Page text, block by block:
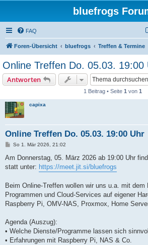
bluefrogs
FAQ
Foren-Übersicht bluefrogs Treffen & Termine
Online Treffen Do. 05.03. 19:00
Antworten
1 Beitrag • Seite 1 von 1
capixa
Online Treffen Do. 05.03. 19:00 Uhr
B
i
r
So 1. Mär 2026, 21:02
Am Donnerstag, 05. März 2026 ab 19:00 Uhr
statt unter: https://meet.jit.si/bluefrogs
Beim Online-Treffen wollen wir uns u.a. mit dem
Programmen und Cloud-Services auf eigener
Raspberry Pi, OMV-NAS, Proxmox, Home
Agenda (Auszug):
• Welche Dienste/Programme lassen sich
• Erfahrungen mit Raspberry Pi, NAS & Co.